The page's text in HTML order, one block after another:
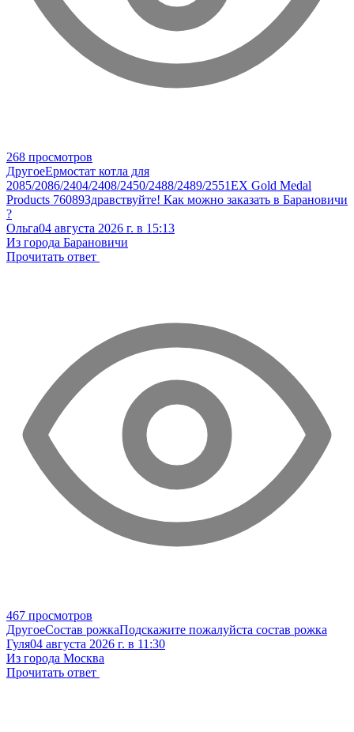
268 просмотров
ДругоеЕрмостат котла для
2085/2086/2404/2408/2450/2488/2489/2551EX Gold Medal
Products 76089Здравствуйте! Как можно заказать в Барановичи
?
Ольга04 августа 2026 г. в 15:13
Из города Барановичи
Прочитать ответ
467 просмотров
ДругоеСостав рожкаПодскажите пожалуйста состав рожка
Гуля04 августа 2026 г. в 11:30
Из города Москва
Прочитать ответ